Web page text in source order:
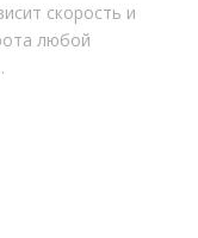
скорость и
любой